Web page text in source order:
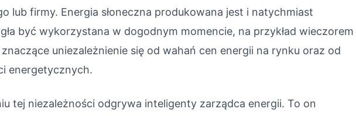
lub firmy. Energia słoneczna produkowana jest i natychmiast
być wykorzystana w dogodnym momencie, na przykład wieczorem
uniezależnienie się od wahań cen energii na rynku oraz od
energetycznych.
tej niezależności odgrywa inteligenty zarządca energii. To on